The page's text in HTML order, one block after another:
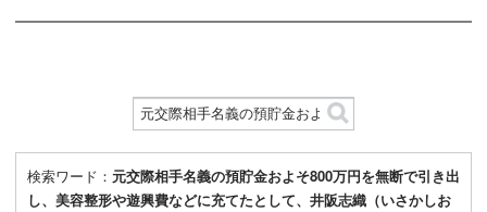
検索ワード： 元交際相手名義の預貯金およそ800万円を無断で引き出
し、美容整形や遊興費などに充てたとして、井阪志織（いさかしお